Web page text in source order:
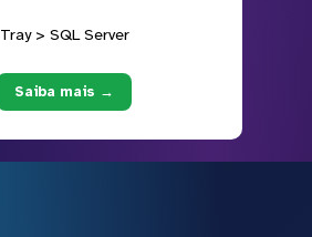
Tray > SQL Server
Saiba mais →